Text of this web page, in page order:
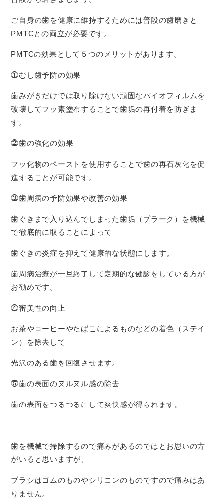
ご自身の歯を健康に維持するためには普段の歯磨きと
PMTCとの両立が必要です。
PMTCの効果として５つのメリットがあります。
⓵むし歯予防の効果
歯みがきだけでは取り除けない頑固なバイオフィルムを
破壊してフッ素塗布することで歯垢の再付着を防ぎま
す。
⓶歯の強化の効果
フッ化物のペーストを使用することで歯の再石灰化を促
進することが可能です。
⓷歯周病の予防効果や改善の効果
歯ぐきまで入り込んでしまった歯垢（プラーク）を機械
で徹底的に取ることによって
歯ぐきの炎症を抑えて健康的な状態にします。
歯周病治療が一旦終了して定期的な健診をしている方が
お勧めです。
⓸審美性の向上
お茶やコーヒーやたばこによるものなどの着色（ステイ
ン）を除去して
光沢のある歯を回復させます。
⓹歯の表面のヌルヌル感の除去
歯の表面をつるつるにして爽快感が得られます。
歯を機械で掃除するので痛みがあるのではとお思いの方
がいると思いますが、
ブラシはゴムのものやシリコンのものですので痛みはあ
りません。